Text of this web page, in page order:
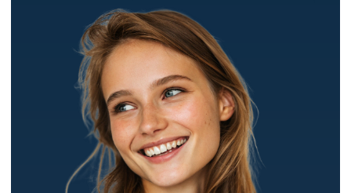
Записаться
Аппарат имеет 2 типа датчиков:
линейный и точечный, что делает
процедуру смас-лифтинга
результативной, комфортной и
безопасной для пациента.